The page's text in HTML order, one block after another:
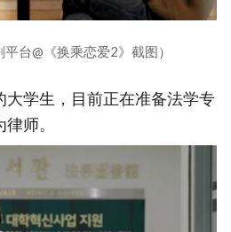
平台@《换乘恋爱2》截图）
大学生，目前正在准备法学专
师。